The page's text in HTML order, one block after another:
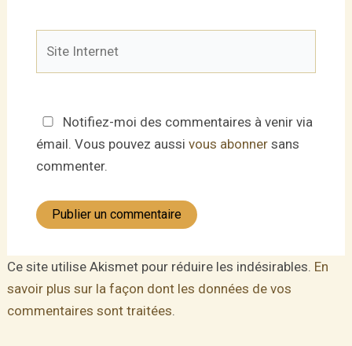
Notifiez-moi des commentaires à venir via
émail. Vous pouvez aussi vous abonnersans
commenter.
Ce site utilise Akismet pour réduire les indésirables. En
savoir plus sur la façon dont les données de vos
commentaires sont traitées.